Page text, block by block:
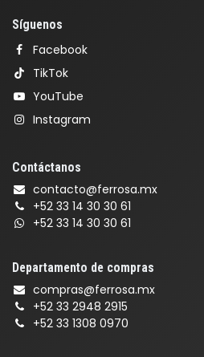
Síguenos
Facebook
TikTok
YouTube
Instagram
Contáctanos
contacto@ferrosa.mx
+52 33 14 30 30 61
+52 33 14 30 30 61
Departamento de compras
compras@ferrosa.mx
+52 33 2948 2915
+52 33 1308 0970